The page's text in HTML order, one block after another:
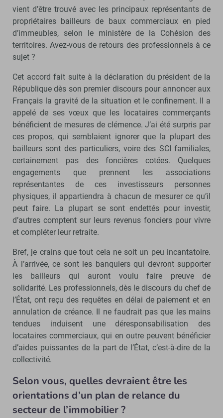
vient d’être trouvé avec les principaux représentants de
propriétaires bailleurs de baux commerciaux en pied
d’immeubles, selon le ministère de la Cohésion des
territoires. Avez-vous de retours des professionnels à ce
sujet ?
Cet accord fait suite à la déclaration du président de la
République dès son premier discours pour annoncer aux
Français la gravité de la situation et le confinement. Il a
appelé de ses vœux que les locataires commerçants
bénéficient de mesures de clémence. J’ai été surpris par
ces propos, qui semblaient ignorer que la plupart des
bailleurs sont des particuliers, voire des SCI familiales,
certainement pas des foncières cotées. Quelques
engagements que prennent les associations
représentantes de ces investisseurs personnes
physiques, il appartiendra à chacun de mesurer ce qu’il
peut faire. La plupart se sont endettés pour investir,
d’autres comptent sur leurs revenus fonciers pour vivre
et compléter leur retraite.
Bref, je crains que tout cela ne soit un peu incantatoire.
À l’arrivée, ce sont les banquiers qui devront supporter
les bailleurs qui auront voulu faire preuve de
solidarité. Les professionnels, dès le discours du chef de
l’État, ont reçu des requêtes en délai de paiement et en
annulation de créance. Il ne faudrait pas que les mains
tendues induisent une déresponsabilisation des
locataires commerciaux, qui en outre peuvent bénéficier
d’aides puissantes de la part de l’État, c’est-à-dire de la
collectivité.
Selon vous, quelles devraient être les
orientations d’un plan de relance du
secteur de l’immobilier ?